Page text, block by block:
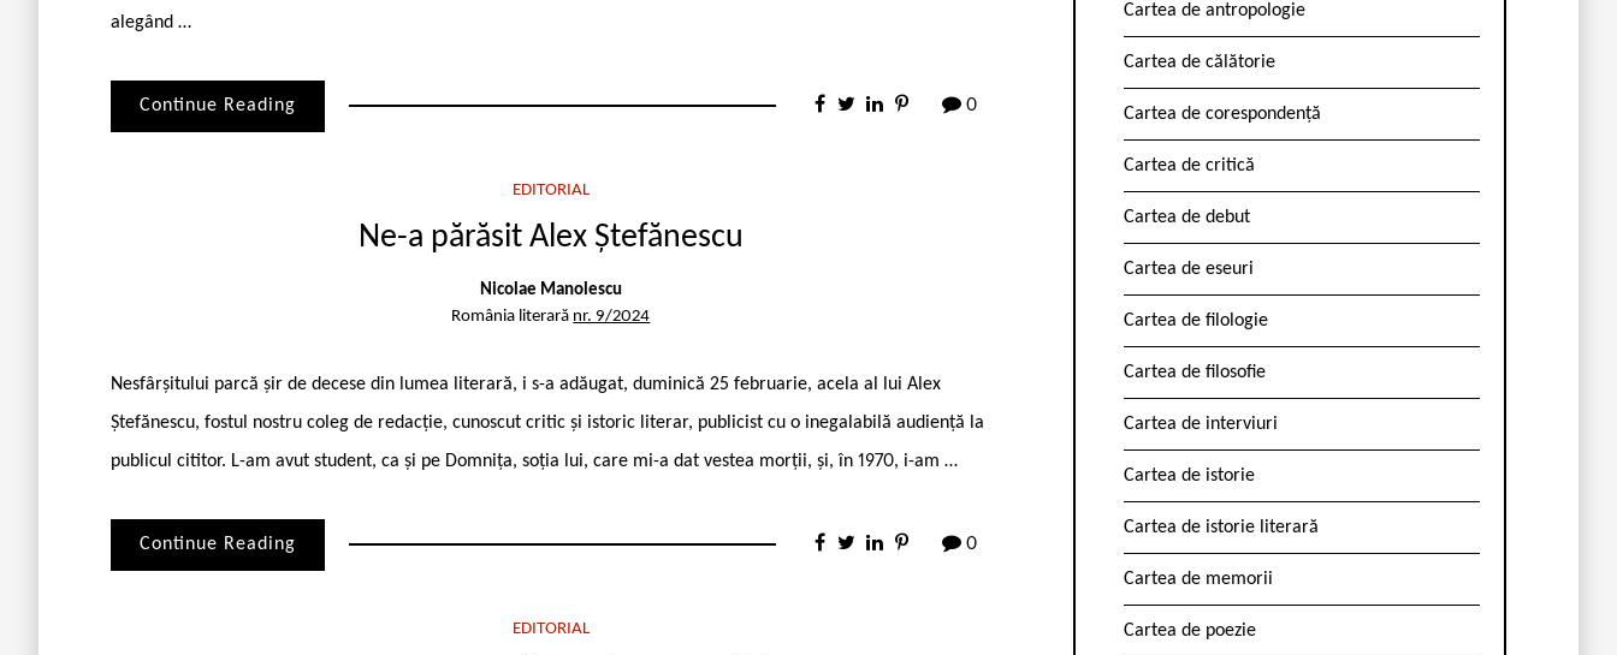
alegând …
Continue Reading 0
EDITORIAL
Ne-a părăsit Alex Ștefănescu
Nicolae Manolescu
România literară nr. 9/2024
Nesfârșitului parcă șir de decese din lumea literară, i s-a adăugat, duminică 25 februarie, acela al lui Alex
Ștefănescu, fostul nostru coleg de redacție, cunoscut critic și istoric literar, publicist cu o inegalabilă audiență la
publicul cititor. L-am avut student, ca și pe Domnița, soția lui, care mi-a dat vestea morții, și, în 1970, i-am …
Continue Reading 0
EDITORIAL
Cartea de antropologie
Cartea de călătorie
Cartea de corespondență
Cartea de critică
Cartea de debut
Cartea de eseuri
Cartea de filologie
Cartea de filosofie
Cartea de interviuri
Cartea de istorie
Cartea de istorie literară
Cartea de memorii
Cartea de poezie